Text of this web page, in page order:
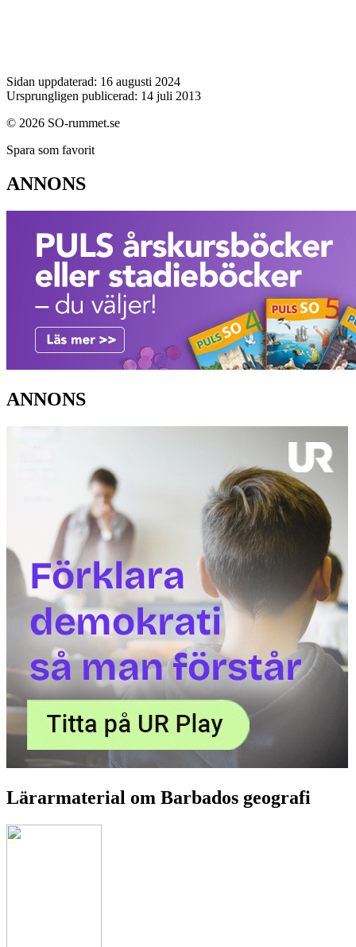
Sidan uppdaterad: 16 augusti 2024
Ursprungligen publicerad: 14 juli 2013
© 2026 SO-rummet.se
Spara som favorit
ANNONS
ANNONS
Lärarmaterial om Barbados geografi